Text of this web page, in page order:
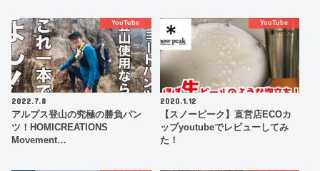
YouTube
2022.7.8
アルプス登山の究極の勝負パン
ツ！HOMICREATIONS
Movement…
YouTube
2020.1.12
【スノーピーク】直営店ECOカ
ップyoutubeでレビューしてみ
た！